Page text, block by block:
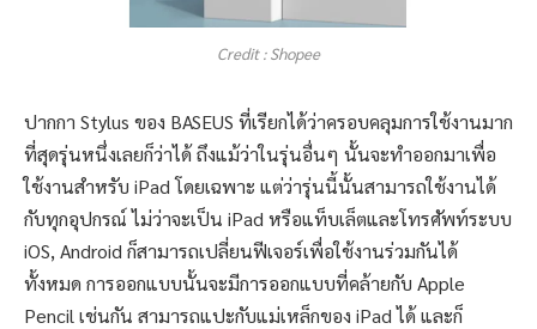
Credit : Shopee
ปากกา Stylus ของ BASEUS ที่เรียกได้ว่าครอบคลุมการใช้งานมาก
ที่สุดรุ่นหนึ่งเลยก็ว่าได้ ถึงแม้ว่าในรุ่นอื่นๆ นั้นจะทำออกมาเพื่อ
ใช้งานสำหรับ iPad โดยเฉพาะ แต่ว่ารุ่นนี้นั้นสามารถใช้งานได้
กับทุกอุปกรณ์ ไม่ว่าจะเป็น iPad หรือแท็บเล็ตและโทรศัพท์ระบบ
iOS, Android ก็สามารถเปลี่ยนฟีเจอร์เพื่อใช้งานร่วมกันได้
ทั้งหมด การออกแบบนั้นจะมีการออกแบบที่คล้ายกับ Apple
Pencil เช่นกัน สามารถแปะกับแม่เหล็กของ iPad ได้ และก็